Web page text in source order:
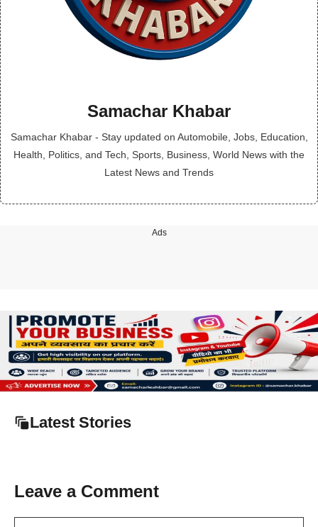
Samachar Khabar
Samachar Khabar - Stay updated on Automobile, Jobs, Education,
Health, Politics, and Tech, Sports, Business, World News with the
Latest News and Trends
Ads
Latest Stories
Leave a Comment